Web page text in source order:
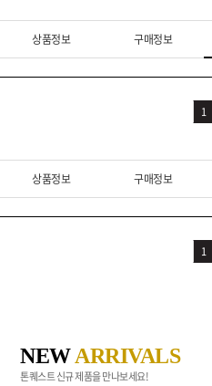
상품정보 구매정보
1
상품정보 구매정보
1
NEWARRIVALS
톤퀘스트 신규 제품을 만나보세요!